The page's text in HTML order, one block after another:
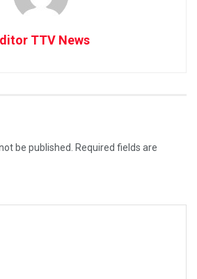
TTV News
be published. Required fields are